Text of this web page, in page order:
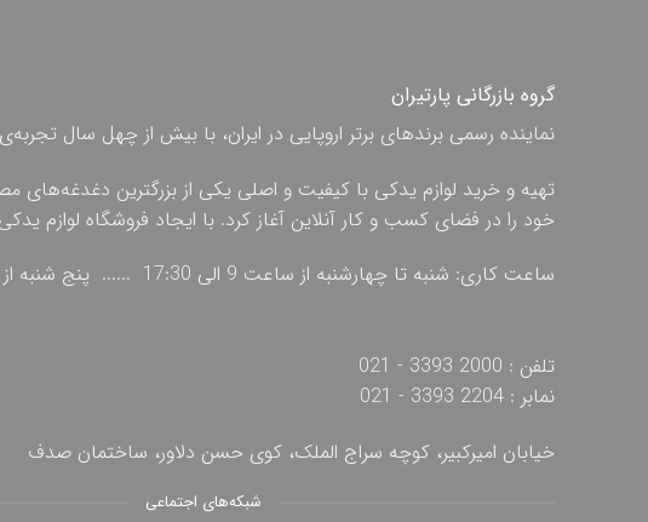
گروه بازرگانی پارتیران
نماینده رسمی برندهای برتر اروپایی در ایران، با بیش از چهل سال
تهیه و خرید لوازم یدکی با کیفیت و اصلی یکی از بزرگترین دغدغه‌های
خود را در فضای کسب و کار آنلاین آغاز کرد. با ایجاد فروشگاه لوازم
ساعت کاری: شنبه تا چهارشنبه از ساعت 9 الی 17:30 ...... پنج شنبه از ساعت 9 الی 13
تلفن : 2000 3393 - 021
نمابر : 2204 3393 - 021
خیابان امیرکبیر، کوچه سراج الملک، کوی حسن دلاور، ساختمان صدف
شبکه‌های اجتماعی